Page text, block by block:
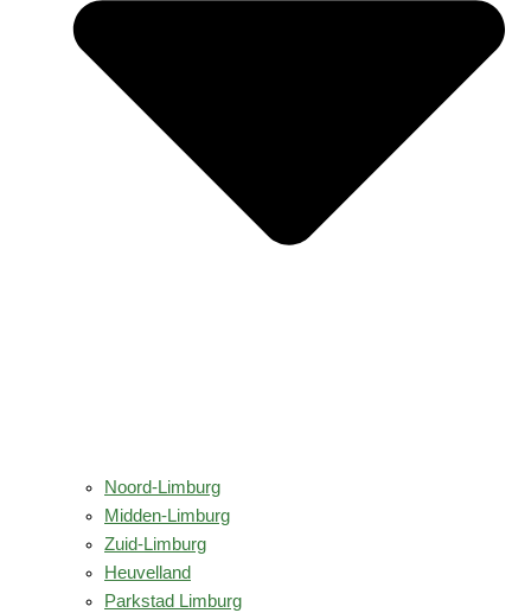
Noord-Limburg
Midden-Limburg
Zuid-Limburg
Heuvelland
Parkstad Limburg